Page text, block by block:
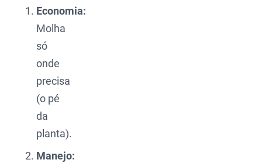
Economia:
Molha
só
onde
precisa
(o pé
da
planta).
Manejo: